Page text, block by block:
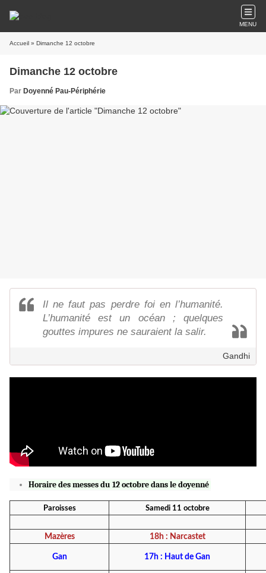
MENU
Accueil » Dimanche 12 octobre
Dimanche 12 octobre
Par Doyenné Pau-Périphérie
Il ne faut pas perdre foi en l’humanité.
L’humanité est un océan ; quelques
gouttes impures ne sauraient la salir.
Gandhi
Horaire des messes du 12 octobre dans le doyenné
Paroisses Samedi 11 octobre
Mazères 18h : Narcastet
Gan 17h : Haut de Gan